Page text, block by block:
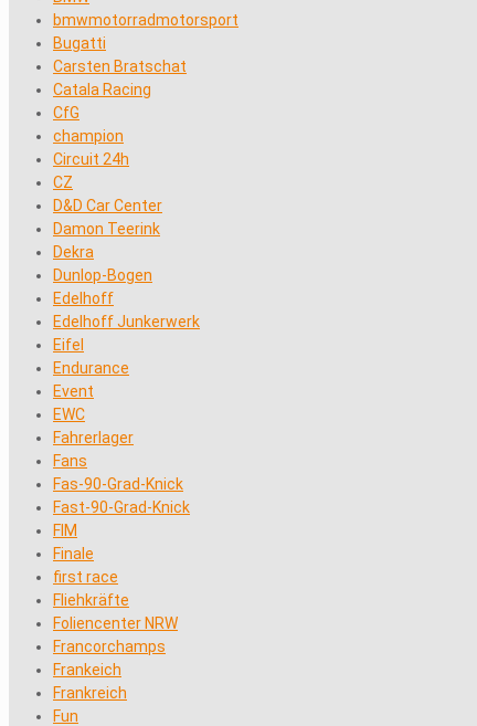
bmwmotorradmotorsport
Bugatti
Carsten Bratschat
Catala Racing
CfG
champion
Circuit 24h
CZ
D&D Car Center
Damon Teerink
Dekra
Dunlop-Bogen
Edelhoff
Edelhoff Junkerwerk
Eifel
Endurance
Event
EWC
Fahrerlager
Fans
Fas-90-Grad-Knick
Fast-90-Grad-Knick
FIM
Finale
first race
Fliehkräfte
Foliencenter NRW
Francorchamps
Frankeich
Frankreich
Fun